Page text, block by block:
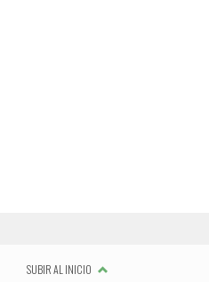
SUBIR AL INICIO